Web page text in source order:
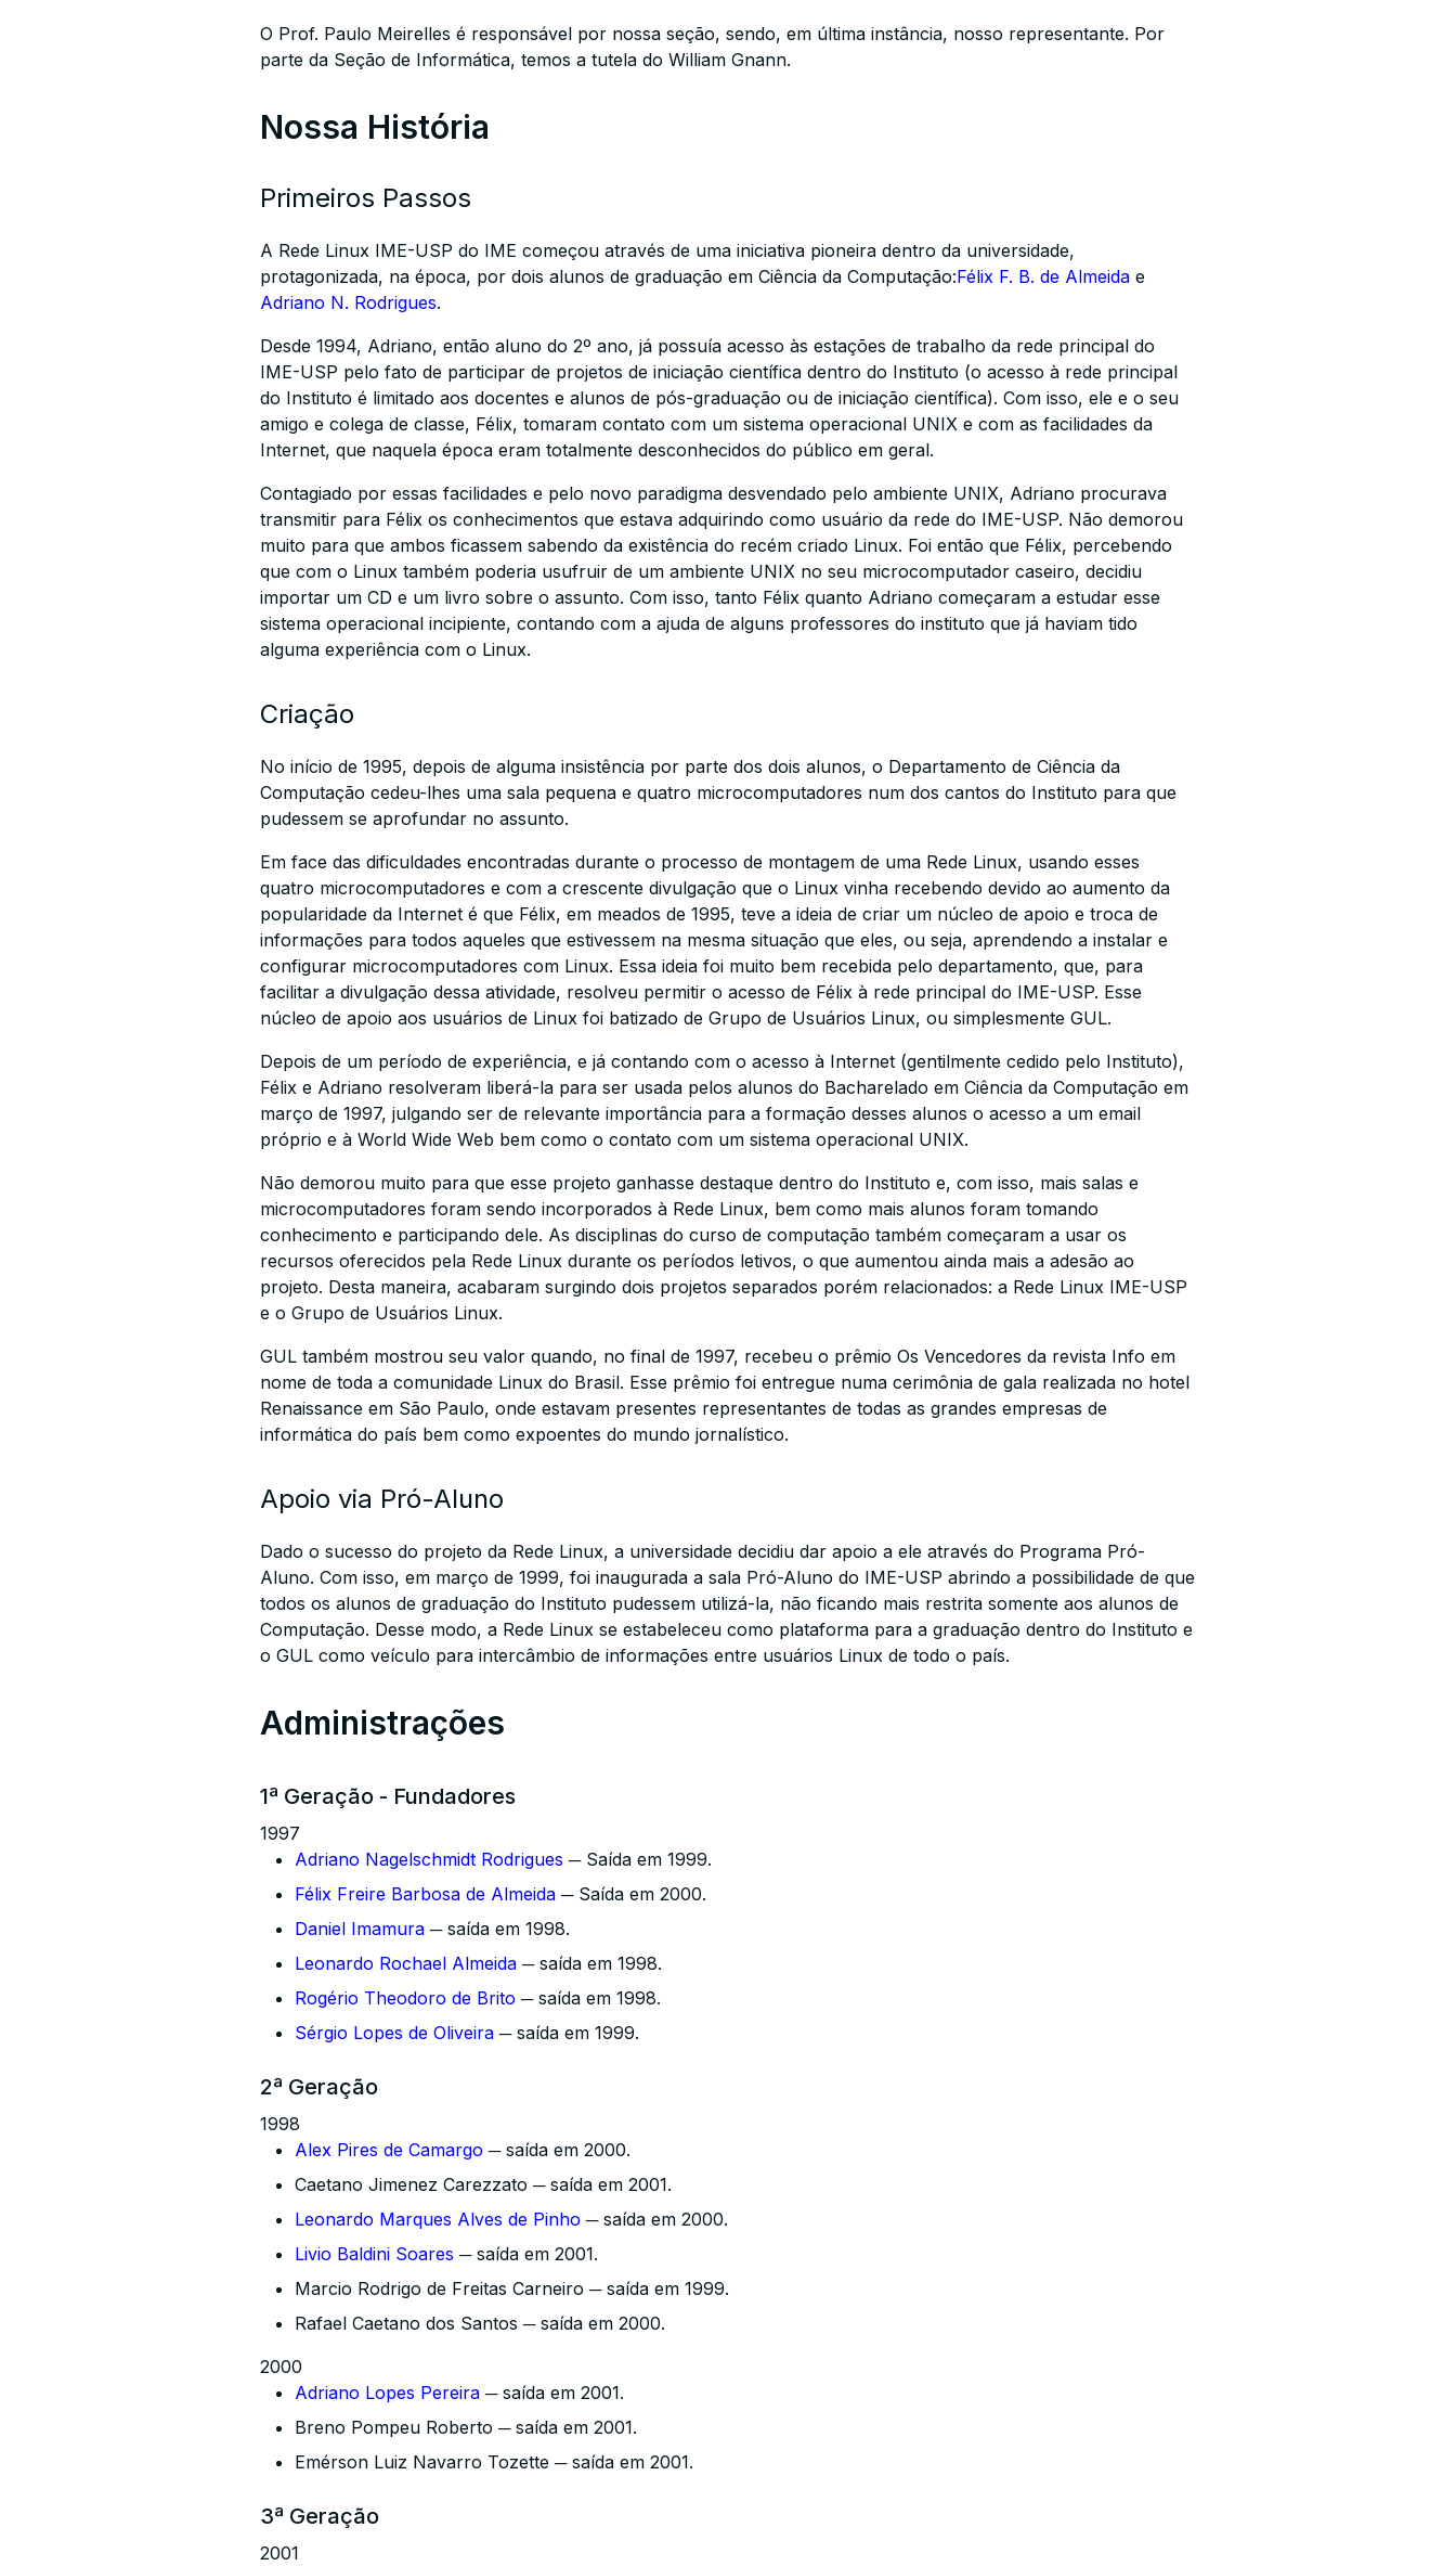
O Prof. Paulo Meirelles é responsável por nossa seção, sendo, em última instância, nosso representante. Por
parte da Seção de Informática, temos a tutela do William Gnann.
Nossa História
Primeiros Passos
A Rede Linux IME-USP do IME começou através de uma iniciativa pioneira dentro da universidade,
protagonizada, na época, por dois alunos de graduação em Ciência da Computação:Félix F. B. de Almeida e
Adriano N. Rodrigues.
Desde 1994, Adriano, então aluno do 2º ano, já possuía acesso às estações de trabalho da rede principal do
IME-USP pelo fato de participar de projetos de iniciação científica dentro do Instituto (o acesso à rede principal
do Instituto é limitado aos docentes e alunos de pós-graduação ou de iniciação científica). Com isso, ele e o seu
amigo e colega de classe, Félix, tomaram contato com um sistema operacional UNIX e com as facilidades da
Internet, que naquela época eram totalmente desconhecidos do público em geral.
Contagiado por essas facilidades e pelo novo paradigma desvendado pelo ambiente UNIX, Adriano procurava
transmitir para Félix os conhecimentos que estava adquirindo como usuário da rede do IME-USP. Não demorou
muito para que ambos ficassem sabendo da existência do recém criado Linux. Foi então que Félix, percebendo
que com o Linux também poderia usufruir de um ambiente UNIX no seu microcomputador caseiro, decidiu
importar um CD e um livro sobre o assunto. Com isso, tanto Félix quanto Adriano começaram a estudar esse
sistema operacional incipiente, contando com a ajuda de alguns professores do instituto que já haviam tido
alguma experiência com o Linux.
Criação
No início de 1995, depois de alguma insistência por parte dos dois alunos, o Departamento de Ciência da
Computação cedeu-lhes uma sala pequena e quatro microcomputadores num dos cantos do Instituto para que
pudessem se aprofundar no assunto.
Em face das dificuldades encontradas durante o processo de montagem de uma Rede Linux, usando esses
quatro microcomputadores e com a crescente divulgação que o Linux vinha recebendo devido ao aumento da
popularidade da Internet é que Félix, em meados de 1995, teve a ideia de criar um núcleo de apoio e troca de
informações para todos aqueles que estivessem na mesma situação que eles, ou seja, aprendendo a instalar e
configurar microcomputadores com Linux. Essa ideia foi muito bem recebida pelo departamento, que, para
facilitar a divulgação dessa atividade, resolveu permitir o acesso de Félix à rede principal do IME-USP. Esse
núcleo de apoio aos usuários de Linux foi batizado de Grupo de Usuários Linux, ou simplesmente GUL.
Depois de um período de experiência, e já contando com o acesso à Internet (gentilmente cedido pelo Instituto),
Félix e Adriano resolveram liberá-la para ser usada pelos alunos do Bacharelado em Ciência da Computação em
março de 1997, julgando ser de relevante importância para a formação desses alunos o acesso a um email
próprio e à World Wide Web bem como o contato com um sistema operacional UNIX.
Não demorou muito para que esse projeto ganhasse destaque dentro do Instituto e, com isso, mais salas e
microcomputadores foram sendo incorporados à Rede Linux, bem como mais alunos foram tomando
conhecimento e participando dele. As disciplinas do curso de computação também começaram a usar os
recursos oferecidos pela Rede Linux durante os períodos letivos, o que aumentou ainda mais a adesão ao
projeto. Desta maneira, acabaram surgindo dois projetos separados porém relacionados: a Rede Linux IME-USP
e o Grupo de Usuários Linux.
GUL também mostrou seu valor quando, no final de 1997, recebeu o prêmio Os Vencedores da revista Info em
nome de toda a comunidade Linux do Brasil. Esse prêmio foi entregue numa cerimônia de gala realizada no hotel
Renaissance em São Paulo, onde estavam presentes representantes de todas as grandes empresas de
informática do país bem como expoentes do mundo jornalístico.
Apoio via Pró-Aluno
Dado o sucesso do projeto da Rede Linux, a universidade decidiu dar apoio a ele através do Programa Pró-
Aluno. Com isso, em março de 1999, foi inaugurada a sala Pró-Aluno do IME-USP abrindo a possibilidade de que
todos os alunos de graduação do Instituto pudessem utilizá-la, não ficando mais restrita somente aos alunos de
Computação. Desse modo, a Rede Linux se estabeleceu como plataforma para a graduação dentro do Instituto e
o GUL como veículo para intercâmbio de informações entre usuários Linux de todo o país.
Administrações
1ª Geração - Fundadores
1997
Adriano Nagelschmidt Rodrigues ─ Saída em 1999.
Félix Freire Barbosa de Almeida ─ Saída em 2000.
Daniel Imamura ─ saída em 1998.
Leonardo Rochael Almeida ─ saída em 1998.
Rogério Theodoro de Brito ─ saída em 1998.
Sérgio Lopes de Oliveira ─ saída em 1999.
2ª Geração
1998
Alex Pires de Camargo ─ saída em 2000.
Caetano Jimenez Carezzato ─ saída em 2001.
Leonardo Marques Alves de Pinho ─ saída em 2000.
Livio Baldini Soares ─ saída em 2001.
Marcio Rodrigo de Freitas Carneiro ─ saída em 1999.
Rafael Caetano dos Santos ─ saída em 2000.
2000
Adriano Lopes Pereira ─ saída em 2001.
Breno Pompeu Roberto ─ saída em 2001.
Emérson Luiz Navarro Tozette ─ saída em 2001.
3ª Geração
2001